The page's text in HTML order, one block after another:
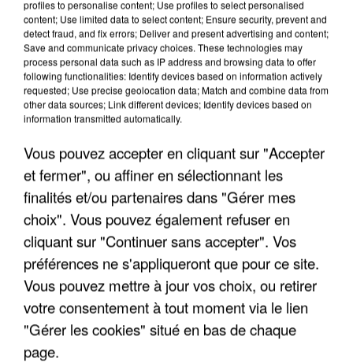
7 août 2026
Un second cadre de la DZ Mafia interpellé en
Algérie
Un cofondateur du réseau avait été interpellé
quelques jours plus tôt.
profiles to personalise content; Use profiles to select personalised
content; Use limited data to select content; Ensure security, prevent and
detect fraud, and fix errors; Deliver and present advertising and content;
Save and communicate privacy choices. These technologies may
process personal data such as IP address and browsing data to offer
following functionalities: Identify devices based on information actively
requested; Use precise geolocation data; Match and combine data from
other data sources; Link different devices; Identify devices based on
information transmitted automatically.
Vous pouvez accepter en cliquant sur "Accepter
et fermer", ou affiner en sélectionnant les
finalités et/ou partenaires dans "Gérer mes
choix". Vous pouvez également refuser en
cliquant sur "Continuer sans accepter". Vos
préférences ne s'appliqueront que pour ce site.
Vous pouvez mettre à jour vos choix, ou retirer
votre consentement à tout moment via le lien
"Gérer les cookies" situé en bas de chaque
page.